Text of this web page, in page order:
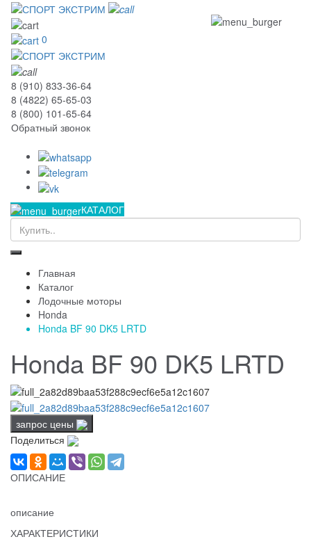
0
8 (910) 833-36-64
8 (4822) 65-65-03
8 (800) 101-65-64
Обратный звонок
КАТАЛОГ
Главная
Каталог
Лодочные моторы
Honda
Honda BF 90 DK5 LRTD
Honda BF 90 DK5 LRTD
запрос цены
Поделиться
ОПИСАНИЕ
описание
ХАРАКТЕРИСТИКИ